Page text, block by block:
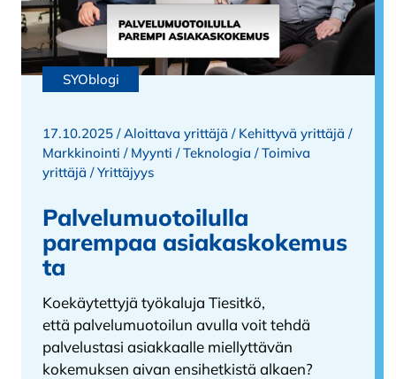
SYOblogi
17.10.2025 /Aloittava yrittäjä / Kehittyvä yrittäjä /
Markkinointi / Myynti /Teknologia /Toimiva
yrittäjä /Yrittäjyys
Palvelumuotoilulla
parempaa asiakaskokemus
ta
Koekäytettyjä työkaluja Tiesitkö,
että palvelumuotoilun avulla voit tehdä
palvelustasi asiakkaalle miellyttävän
kokemuksen aivan ensihetkistä alkaen?